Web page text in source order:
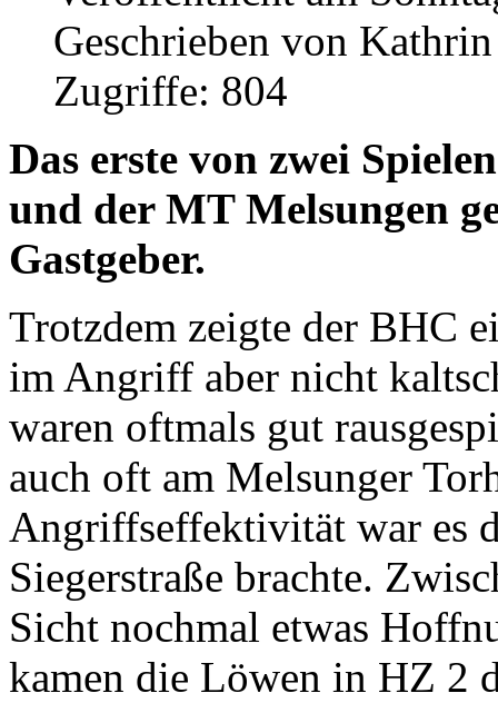
Geschrieben von
Zugriffe: 804
Das erste von zwei
und der MT Melsungen
Gastgeber.
Trotzdem zeigte der BHC
im Angriff aber nicht
waren oftmals gut
auch oft am Melsunger
Angriffseffektivität war es
Siegerstraße brachte.
Sicht nochmal etwas
kamen die Löwen in HZ 2